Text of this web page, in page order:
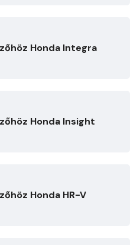
Honda Integra
Honda Insight
Honda HR-V